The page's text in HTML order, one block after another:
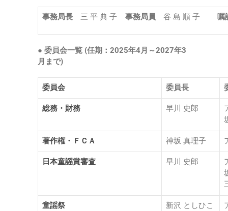
事務局長 三 平 典 子 事務局員 谷 島 順 子 嘱
● 委員会一覧 (任期：2025年4月～2027年3
月まで)
委員会 委員長
総務・財務 早川 史郎
著作権・ＦＣＡ 神坂 真理子
日本童謡賞審査 早川 史郎
童謡祭 新沢 としひこ